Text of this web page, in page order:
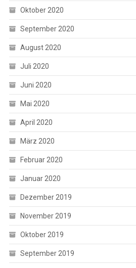
Oktober 2020
September 2020
August 2020
Juli 2020
Juni 2020
Mai 2020
April 2020
März 2020
Februar 2020
Januar 2020
Dezember 2019
November 2019
Oktober 2019
September 2019